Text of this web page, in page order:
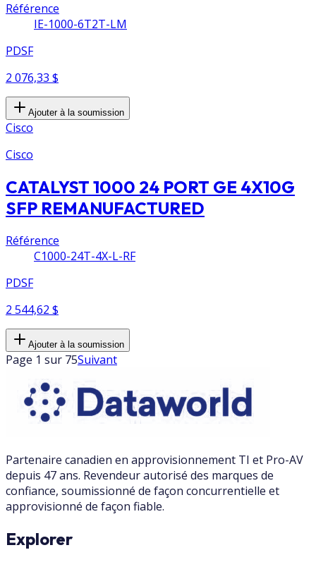
Référence
IE-1000-6T2T-LM
PDSF
2 076,33 $
Ajouter à la soumission
Cisco
Cisco
CATALYST 1000 24 PORT GE 4X10G
SFP REMANUFACTURED
Référence
C1000-24T-4X-L-RF
PDSF
2 544,62 $
Ajouter à la soumission
Page 1 sur 75Suivant
Partenaire canadien en approvisionnement TI et Pro-AV
depuis 47 ans. Revendeur autorisé des marques de
confiance, soumissionné de façon concurrentielle et
approvisionné de façon fiable.
Explorer